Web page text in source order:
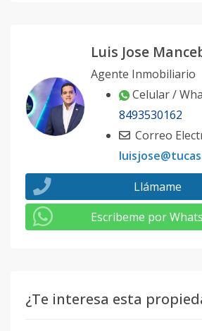
Luis Jose
Agente Inmobiliario
Celular /
8493530162
Correo
Llámame
Escribeme por
¿Te interesa esta